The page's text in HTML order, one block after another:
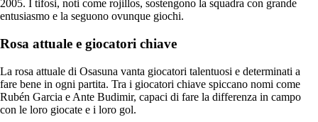
2005. I tifosi, noti come rojillos, sostengono la squadra con grande
entusiasmo e la seguono ovunque giochi.
Rosa attuale e giocatori chiave
La rosa attuale di Osasuna vanta giocatori talentuosi e determinati a
fare bene in ogni partita. Tra i giocatori chiave spiccano nomi come
Rubén Garcia e Ante Budimir, capaci di fare la differenza in campo
con le loro giocate e i loro gol.